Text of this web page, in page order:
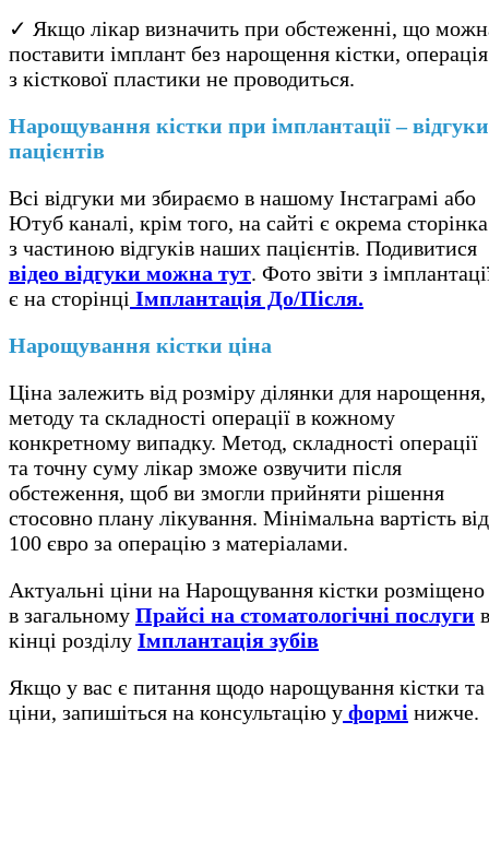
✓ Якщо лікар визначить при обстеженні, що
поставити імплант без нарощення кістки, операція
з кісткової пластики не проводиться.
Нарощування кістки при імплантації – відгуки
пацієнтів
Всі відгуки ми збираємо в нашому Інстаграмі або
Ютуб каналі, крім того, на сайті є окрема сторінка
з частиною відгуків наших пацієнтів. Подивитися
відео відгуки можна тут. Фото звіти з
є на сторінці Імплантація До/Після.
Нарощування кістки ціна
Ціна залежить від розміру ділянки для нарощення,
методу та складності операції в кожному
конкретному випадку. Метод, складності операції
та точну суму лікар зможе озвучити після
обстеження, щоб ви змогли прийняти рішення
стосовно плану лікування. Мінімальна вартість від
100 євро за операцію з матеріалами.
Актуальні ціни на Нарощування кістки розміщено
в загальному Прайсі на стоматологічні послуги в
кінці розділу Імплантація зубів
Якщо у вас є питання щодо нарощування кістки та
ціни, запишіться на консультацію у формі нижче.